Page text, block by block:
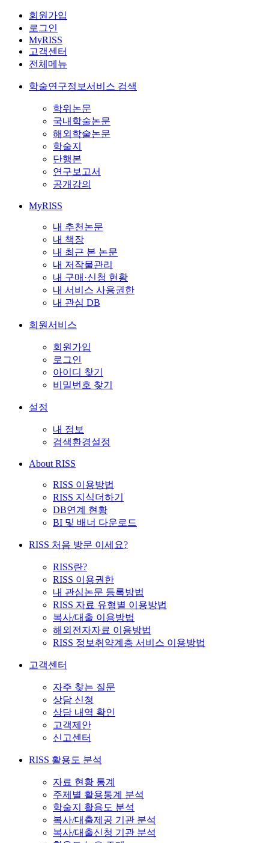
회원가입
로그인
MyRISS
고객센터
전체메뉴
학술연구정보서비스 검색
학위논문
국내학술논문
해외학술논문
학술지
단행본
연구보고서
공개강의
MyRISS
내 추천논문
내 책장
내 최근 본 논문
내 저작물관리
내 구매·신청 현황
내 서비스 사용권한
내 관심 DB
회원서비스
회원가입
로그인
아이디 찾기
비밀번호 찾기
설정
내 정보
검색환경설정
About RISS
RISS 이용방법
RISS 지식더하기
DB연계 현황
BI 및 배너 다운로드
RISS 처음 방문 이세요?
RISS란?
RISS 이용권한
내 관심논문 등록방법
RISS 자료 유형별 이용방법
복사/대출 이용방법
해외전자자료 이용방법
RISS 정보취약계층 서비스 이용방법
고객센터
자주 찾는 질문
상담 신청
상담 내역 확인
고객제안
신고센터
RISS 활용도 분석
자료 현황 통계
주제별 활용통계 분석
학술지 활용도 분석
복사/대출제공 기관 분석
복사/대출신청 기관 분석